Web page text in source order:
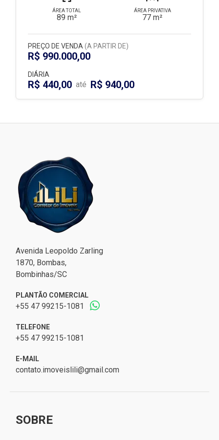
ÁREA TOTAL
89 m²
ÁREA PRIVATIVA
77 m²
PREÇO DE VENDA (A PARTIR DE)
R$ 990.000,00
DIÁRIA
R$ 440,00 até R$ 940,00
Avenida Leopoldo Zarling
1870, Bombas,
Bombinhas/SC
PLANTÃO COMERCIAL
+55 47 99215-1081
TELEFONE
+55 47 99215-1081
E-MAIL
contato.imoveislili@gmail.com
SOBRE